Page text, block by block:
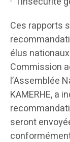
Ces rapports
élus
Commission
l’Assemblée
KAMERHE, a
seront